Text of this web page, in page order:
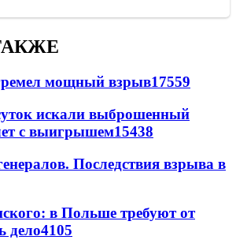
мощный взрыв17559
искали выброшенный
с выигрышем15438
Последствия взрыва в
в Польше требуют от
дело4105